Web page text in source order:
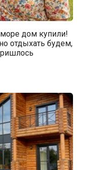
дом купили!
отдыхать будем,